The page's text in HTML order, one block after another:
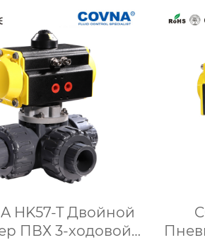
типа
HK57-T Двойной
ПВХ 3-ходовой